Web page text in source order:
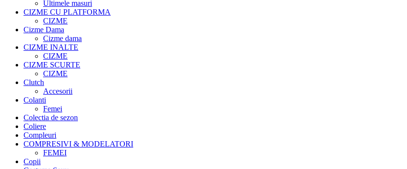
Ultimele masuri
CIZME CU PLATFORMA
CIZME
Cizme Dama
Cizme dama
CIZME INALTE
CIZME
CIZME SCURTE
CIZME
Clutch
Accesorii
Colanti
Femei
Colectia de sezon
Coliere
Compleuri
COMPRESIVI & MODELATORI
FEMEI
Copii